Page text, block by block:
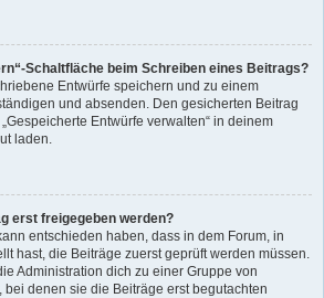
Schaltfläche beim Schreiben eines Beitrags?
Entwürfe speichern und zu einem
und absenden. Den gesicherten Beitrag
Entwürfe verwalten“ in deinem
laden.
erst freigegeben werden?
entschieden haben, dass in dem Forum, in
hast, die Beiträge zuerst geprüft werden müssen.
Administration dich zu einer Gruppe von
bei denen sie die Beiträge erst begutachten